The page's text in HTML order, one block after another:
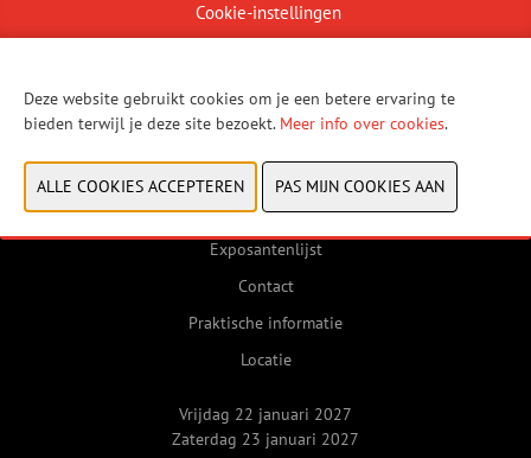
VORIGE VOLGENDE
Exposantenlijst
Contact
Praktische informatie
Locatie
Vrijdag 22 januari 2027
Zaterdag 23 januari 2027
Cookie-instellingen
Deze website gebruikt cookies om je een betere ervaring te
bieden terwijl je deze site bezoekt. Meer info over cookies.